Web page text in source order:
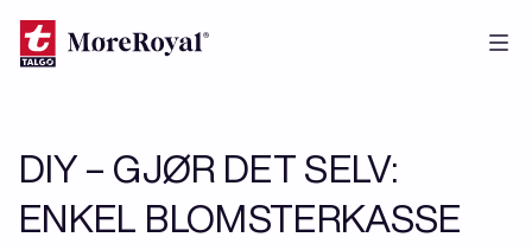
Hopp
DIY – GJØR DET SELV:
ENKEL BLOMSTERKASSE